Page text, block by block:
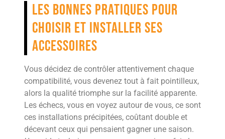
Les bonnes pratiques pour
choisir et installer ses
accessoires
Vous décidez de contrôler attentivement chaque
compatibilité, vous devenez tout à fait pointilleux,
alors la qualité triomphe sur la facilité apparente.
Les échecs, vous en voyez autour de vous, ce sont
ces installations précipitées, coûtant double et
décevant ceux qui pensaient gagner une saison.